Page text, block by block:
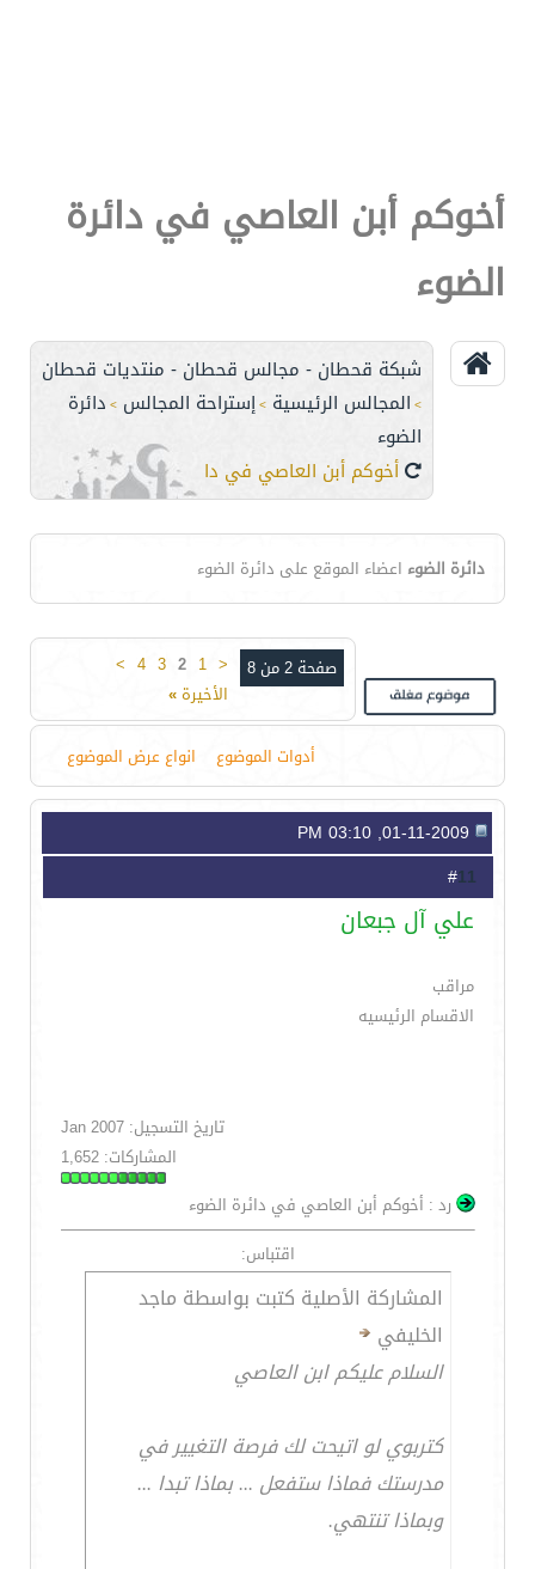
أخوكم أبن العاصي في دائرة
الضوء
شبكة قحطان - مجالس قحطان - منتديات قحطان
> المجالس الرئيسية >إستراحة المجالس > دائرة
الضوء
أخوكم أبن العاصي في دائرة الضوء
دائرة الضوء اعضاء الموقع على دائرة الضوء
صفحة 2 من 8 <
1
2
3
4
>
الأخيرة»
أدوات الموضوع انواع عرض الموضوع
11
علي آل جبعان
مراقب
الاقسام الرئيسيه
تاريخ التسجيل: Jan 2007
المشاركات: 1,652
رد : أخوكم أبن العاصي في دائرة الضوء
اقتباس:
المشاركة الأصلية كتبت بواسطة ماجد
الخليفي
السلام عليكم ابن العاصي
كتربوي لو اتيحت لك فرصة التغيير في
مدرستك فماذا ستفعل ... بماذا تبدا ...
وبماذا تنتهي.